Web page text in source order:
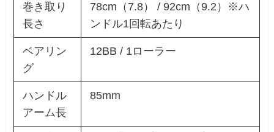
巻き取り
長さ
78cm（7.8） / 92cm（9.2）※ハ
ンドル1回転あたり
ベアリン
グ
12BB / 1ローラー
ハンドル
アーム長
85mm